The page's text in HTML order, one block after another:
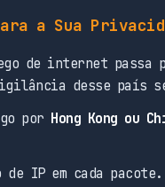
a Sua
de internet
desse país
por Hong Kong ou
de IP em cada